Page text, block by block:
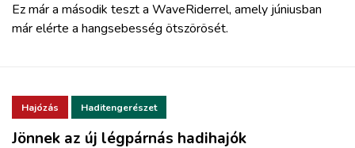
Ez már a második teszt a WaveRiderrel, amely júniusban
már elérte a hangsebesség ötszörösét.
Hajózás Haditengerészet
Jönnek az új légpárnás hadihajók